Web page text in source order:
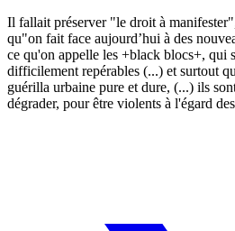
Il fallait préserver "le droit à
qu"on fait face aujourd’hui à des
ce qu'on appelle les +black blocs+, qui
difficilement repérables (...) et surtout
guérilla urbaine pure et dure, (...) ils
dégrader, pour être violents à l'égard